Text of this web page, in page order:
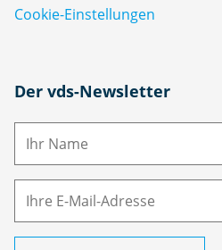
Cookie-Einstellungen
Der vds-Newsletter
N
M